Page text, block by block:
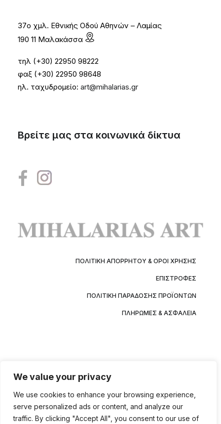
We value your privacy
We use cookies to enhance your browsing experience,
serve personalized ads or content, and analyze our
traffic. By clicking "Accept All", you consent to our use of
37ο χμλ. Εθνικής Οδού Αθηνών – Λαμίας
190 11 Μαλακάσσα
τηλ (+30) 22950 98222
φαξ (+30) 22950 98648
ηλ. ταχυδρομείο: art@mihalarias.gr
Βρείτε μας στα κοινωνικά δίκτυα
ΠΟΛΙΤΙΚΉ ΑΠΟΡΡΉΤΟΥ & ΌΡΟΙ ΧΡΉΣΗΣ
ΕΠΙΣΤΡΟΦΈΣ
ΠΟΛΙΤΙΚΉ ΠΑΡΆΔΟΣΗΣ ΠΡΟΪΌΝΤΩΝ
ΠΛΗΡΩΜΈΣ & ΑΣΦΆΛΕΙΑ